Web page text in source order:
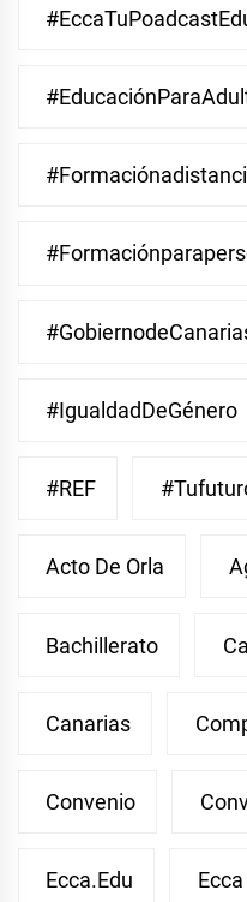
#IgualdadDeGénero
#REF
Acto De Orla
Bachillerato
Canarias
Convenio
Ecca.edu